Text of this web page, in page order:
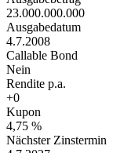
23.000.000.000
Ausgabedatum
4.7.2008
Callable Bond
Nein
Rendite p.a.
+0
Kupon
4,75 %
Nächster Zinstermin